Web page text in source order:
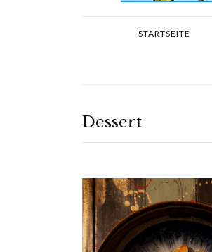
STARTSEITE
Dessert